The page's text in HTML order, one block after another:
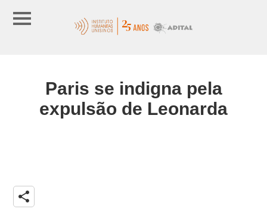
Paris se indigna pela
expulsão de Leonarda
share